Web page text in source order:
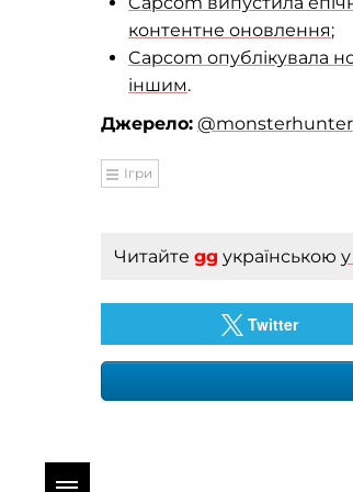
контентне оновлення;
Capcom опублікувала
іншим.
Джерело: @monsterhunter
Ігри
Читайте gg українською
Twitter